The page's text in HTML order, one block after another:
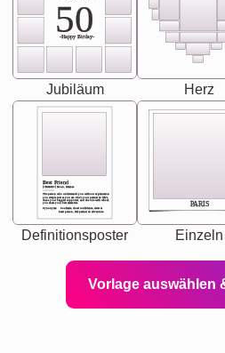
50
-Happy Birday-
Jubiläum Herz
Best Friend
[<NAME>] Noun, feminie
Synonyms: Soulmate, closet confidante, sister at
heart person, life partner in adventure.
The person who understands you without explanation
you accepts just as you are. She's your partner in life's,
chaos your biggest supporter, and the one with whom
you share your best memories.
Definitionsposter
PARIS
Einzeln
Vorlage auswählen